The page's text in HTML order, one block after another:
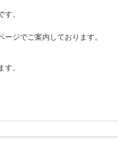
。
ジでご案内しております。
。